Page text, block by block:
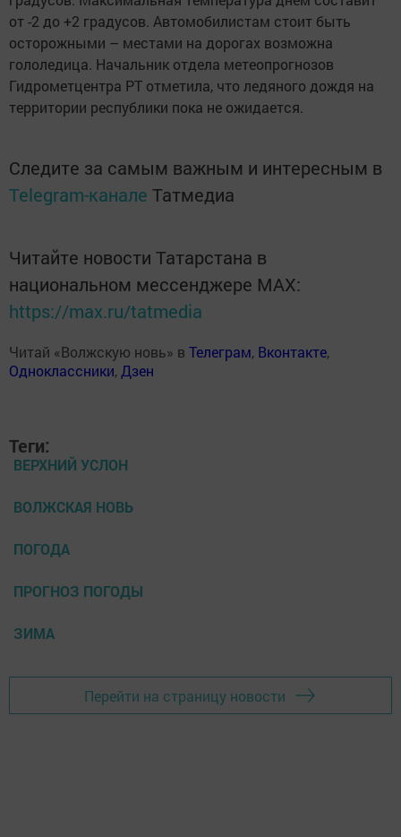
от -2 до +2 градусов. Автомобилистам стоит быть
осторожными – местами на дорогах возможна
гололедица. Начальник отдела метеопрогнозов
Гидрометцентра РТ отметила, что ледяного дождя на
территории республики пока не ожидается.
Следите за самым важным и интересным в
Telegram-канале Татмедиа
Читайте новости Татарстана в
национальном мессенджере MАХ:
https://max.ru/tatmedia
Читай «Волжскую новь» в Телеграм, Вконтакте,
Одноклассники,Дзен
Теги:
ВЕРХНИЙ УСЛОН
ВОЛЖСКАЯ НОВЬ
ПОГОДА
ПРОГНОЗ ПОГОДЫ
ЗИМА
Перейти на страницу новости